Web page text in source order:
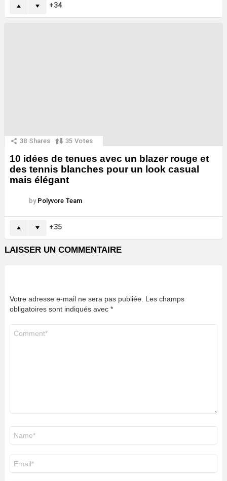
34
38 Shares 35 Votes
10 idées de tenues avec un blazer rouge et
des tennis blanches pour un look casual
mais élégant
by Polyvore Team
35
LAISSER UN COMMENTAIRE
Votre adresse e-mail ne sera pas publiée. Les champs
obligatoires sont indiqués avec *
mail
*